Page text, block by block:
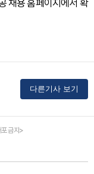
채용 홈페이지에서 확
다른기사 보기
금지>